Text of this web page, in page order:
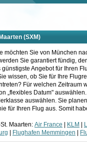
(SXM)
möchten Sie von München
Sie garantiert fündig,
Angebot für Ihren
wissen, ob Sie für Ihre
Für welchen
„flexibles Datum"
auswählen. Sie
für Ihren Flug aus. Somit
Maarten: Air France KLM
Flughafen Memmingen